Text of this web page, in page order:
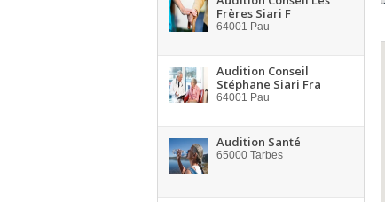
Frères Siari F
64001 Pau
Audition Conseil
Stéphane Siari Fra
64001 Pau
Audition Santé
65000 Tarbes